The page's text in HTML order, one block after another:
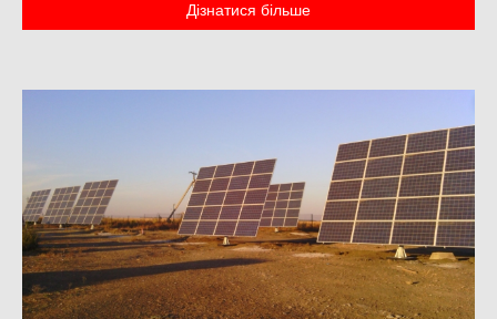
Дізнатися більше